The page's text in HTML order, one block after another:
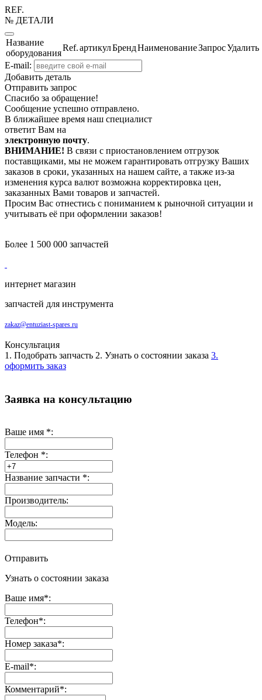
REF.
№ ДЕТАЛИ
Название
оборудования
Ref.артикулБрендНаименованиеЗапросУдалить
E-mail:
Добавить деталь
Отправить запрос
Спасибо за обращение!
Сообщение успешно отправлено.
В ближайшее время наш специалист
ответит Вам на
электронную почту.
ВНИМАНИЕ! В связи с приостановлением отгрузок
поставщиками, мы не можем гарантировать отгрузку Ваших
заказов в сроки, указанных на нашем сайте, а также из-за
изменения курса валют возможна корректировка цен,
заказанных Вами товаров и запчастей.
Просим Вас отнестись с пониманием к рыночной ситуации и
учитывать её при оформлении заказов!
Более 1 500 000 запчастей
интернет магазин
запчастей для инструмента
zakaz@entuziast-spares.ru
Консультация
1. Подобрать запчасть 2. Узнать о состоянии заказа 3.
оформить заказ
Заявка на консультацию
Ваше имя *:
Телефон *:
Название запчасти *:
Производитель:
Модель:
Отправить
Узнать о состоянии заказа
Ваше имя*:
Телефон*:
Номер заказа*:
E-mail*:
Комментарий*: